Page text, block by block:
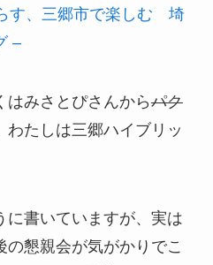
す、三郷市で楽しむ 埼
–
はみさとぴさんからパク
わたしは三郷ハイブリッ
に書いていますが、実は
の懇親会が気がかりでこ